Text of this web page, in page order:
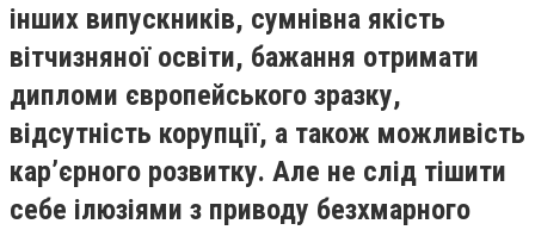
інших випускників, сумнівна якість
вітчизняної освіти, бажання отримати
дипломи європейського зразку,
відсутність корупції, а також можливість
кар’єрного розвитку. Але не слід тішити
себе ілюзіями з приводу безхмарного